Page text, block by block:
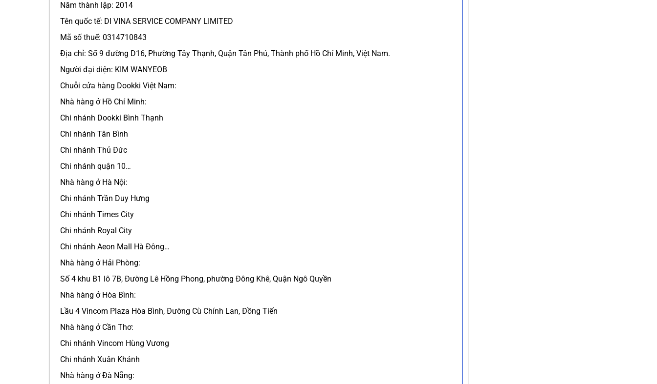
Năm thành lập: 2014
Tên quốc tế: DI VINA SERVICE COMPANY LIMITED
Mã số thuế: 0314710843
Địa chỉ: Số 9 đường D16, Phường Tây Thạnh, Quận Tân Phú, Thành phố Hồ Chí Minh, Việt Nam.
Người đại diện: KIM WANYEOB
Chuỗi cửa hàng Dookki Việt Nam:
Nhà hàng ở Hồ Chí Minh:
Chi nhánh Dookki Bình Thạnh
Chi nhánh Tân Bình
Chi nhánh Thủ Đức
Chi nhánh quận 10…
Nhà hàng ở Hà Nội:
Chi nhánh Trần Duy Hưng
Chi nhánh Times City
Chi nhánh Royal City
Chi nhánh Aeon Mall Hà Đông…
Nhà hàng ở Hải Phòng:
Số 4 khu B1 lô 7B, Đường Lê Hồng Phong, phường Đông Khê, Quận Ngô Quyền
Nhà hàng ở Hòa Bình:
Lầu 4 Vincom Plaza Hòa Bình, Đường Cù Chính Lan, Đồng Tiến
Nhà hàng ở Cần Thơ:
Chi nhánh Vincom Hùng Vương
Chi nhánh Xuân Khánh
Nhà hàng ở Đà Nẵng: